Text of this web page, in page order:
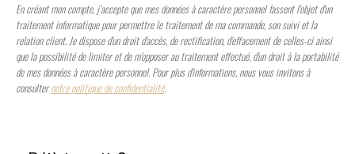
En créant mon compte, j’accepte que mes données à caractère personnel fassent l'objet d'un
traitement informatique pour permettre le traitement de ma commande, son suivi et la
relation client. Je dispose d'un droit d'accès, de rectification, d'effacement de celles-ci ainsi
que la possibilité de limiter et de m'opposer au traitement effectué, d'un droit à la portabilité
de mes données à caractère personnel. Pour plus d'informations, nous vous invitons à
consulternotre politique de confidentialité.